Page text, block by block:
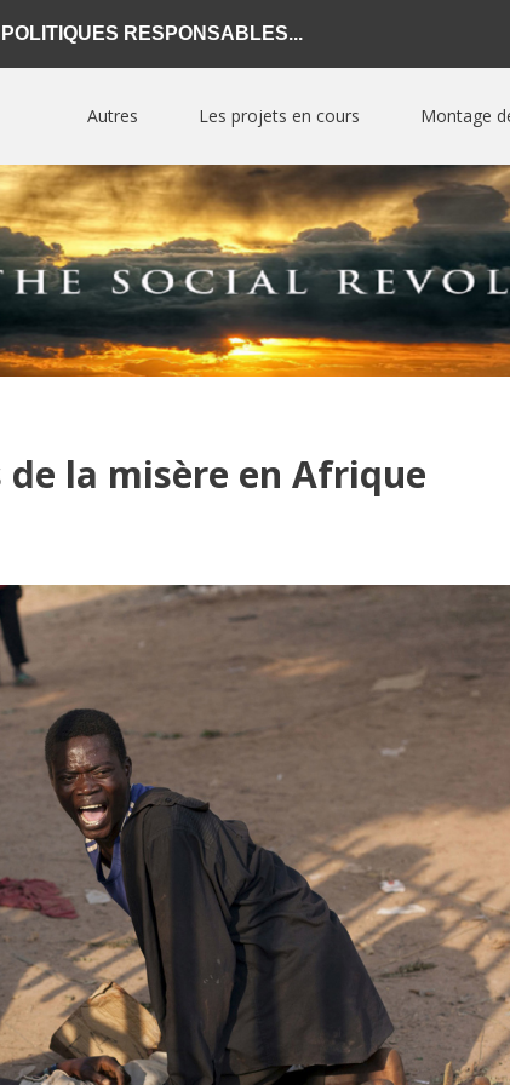
RESPONSABLES...
Autres
Qui sommes-nous?
Projets réalisés en Afrique
Devenir partenaire ?
Devenir adhérent ?
Guides pratiques
Formations
Les projets en cours Montage
AFRICA
de la misère en Afrique